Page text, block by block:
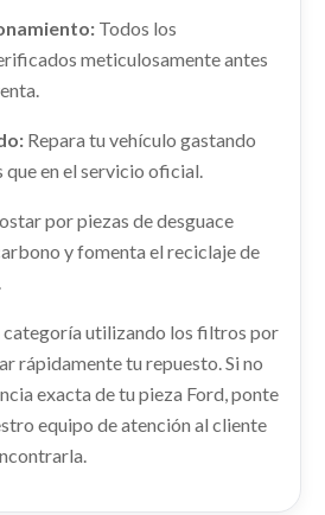
DERECHO
DERECHO 2138688
2.0 TDCI
OEM: 2138688
1781982
Consultar
1873488
usado.
2.0 TDCI
Consultar
TRASERO IZQUIERDO
TRASERO IZQUIERDO usado.
2.0 TDCI
Todos los
meticulosamente antes
Repara tu vehículo gastando
que en el servicio oficial.
por piezas de desguace
y fomenta el reciclaje de
categoría utilizando los filtros por
rápidamente tu repuesto. Si no
exacta de tu pieza Ford, ponte
equipo de atención al cliente